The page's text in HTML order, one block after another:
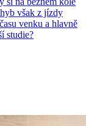
však z jízdy
venku a hlavně
studie?